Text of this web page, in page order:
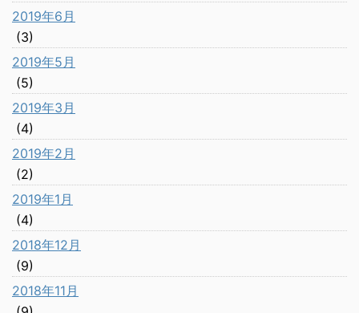
2019年6月
(3)
2019年5月
(5)
2019年3月
(4)
2019年2月
(2)
2019年1月
(4)
2018年12月
(9)
2018年11月